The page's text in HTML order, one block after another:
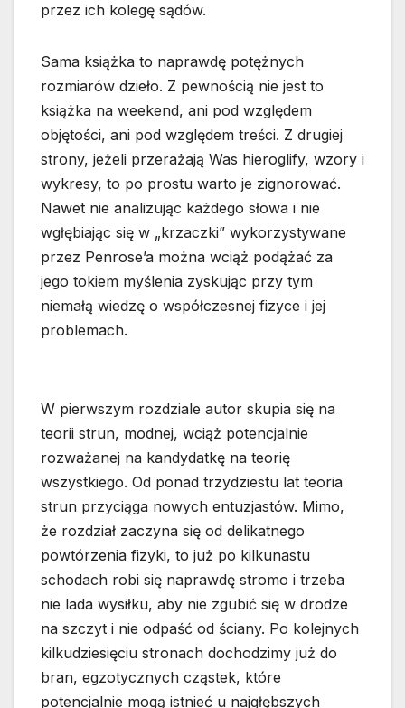
przez ich kolegę sądów.
Sama książka to naprawdę potężnych
rozmiarów dzieło. Z pewnością nie jest to
książka na weekend, ani pod względem
objętości, ani pod względem treści. Z drugiej
strony, jeżeli przerażają Was hieroglify, wzory i
wykresy, to po prostu warto je zignorować.
Nawet nie analizując każdego słowa i nie
wgłębiając się w „krzaczki” wykorzystywane
przez Penrose’a można wciąż podążać za
jego tokiem myślenia zyskując przy tym
niemałą wiedzę o współczesnej fizyce i jej
problemach.
W pierwszym rozdziale autor skupia się na
teorii strun, modnej, wciąż potencjalnie
rozważanej na kandydatkę na teorię
wszystkiego. Od ponad trzydziestu lat teoria
strun przyciąga nowych entuzjastów. Mimo,
że rozdział zaczyna się od delikatnego
powtórzenia fizyki, to już po kilkunastu
schodach robi się naprawdę stromo i trzeba
nie lada wysiłku, aby nie zgubić się w drodze
na szczyt i nie odpaść od ściany. Po kolejnych
kilkudziesięciu stronach dochodzimy już do
bran, egzotycznych cząstek, które
potencjalnie mogą istnieć u najgłębszych